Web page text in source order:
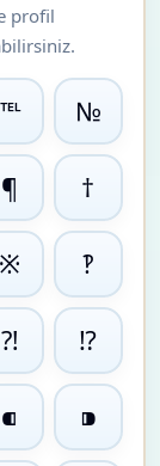
profil
℡ №
¶ †
※ ‽
⁈ ⁉
⁌ ⁍